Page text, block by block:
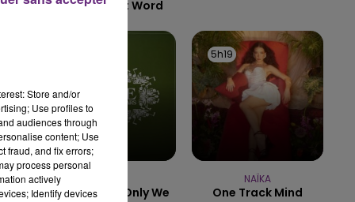
LA RADIO POP
The Hardest Word
Somewhere Only We
5h19
5h19
NAÏKA
One Track Mind
Store and/or
Use profiles to
audiences through
content; Use
fraud, and fix errors;
process personal
actively
Identify devices